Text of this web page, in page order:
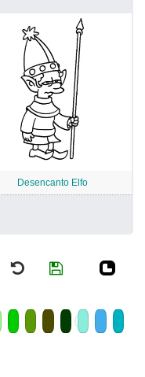
Desencanto Elfo